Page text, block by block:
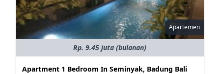
Apartemen
Rp. 9.45 juta (bulanan)
Apartment 1 Bedroom In Seminyak, Badung Bali